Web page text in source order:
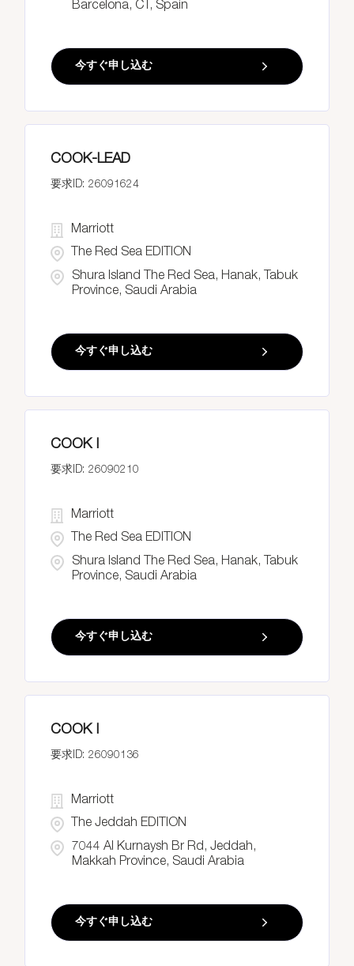
Barcelona, CT, Spain
今すぐ申し込む
COOK-LEAD
26091624
Shura Island The Red Sea, Hanak, Tabuk
Province, Saudi Arabia
Marriott
The Red Sea EDITION
今すぐ申し込む
COOK I
26090210
Shura Island The Red Sea, Hanak, Tabuk
Province, Saudi Arabia
Marriott
The Red Sea EDITION
今すぐ申し込む
COOK I
26090136
7044 Al Kurnaysh Br Rd, Jeddah,
Makkah Province, Saudi Arabia
Marriott
The Jeddah EDITION
今すぐ申し込む